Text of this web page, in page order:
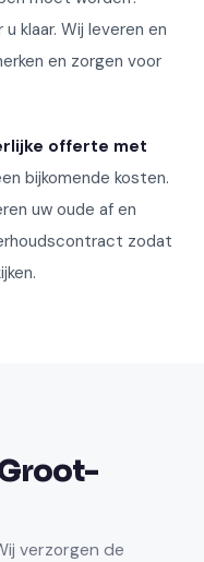
klaar. Wij leveren en
en zorgen voor
offerte met
bijkomende kosten.
uw oude af en
zodat
verzorgen de